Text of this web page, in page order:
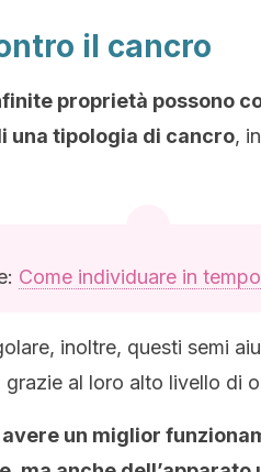
il cancro
proprietà possono
una tipologia di cancro,
Come individuare in
inoltre, questi semi
grazie al loro alto livello di
un miglior